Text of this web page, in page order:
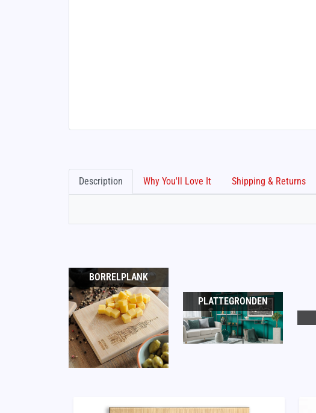
Description Why You'll Love It Shipping & Returns
BORRELPLANK
PLATTEGRONDEN